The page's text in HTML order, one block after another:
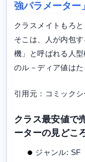
強パラメーター
クラスメイトもろ
そこは、人が内包
機」と呼ばれる人
のル－ディア値は
引用元：コミック
クラス最安値で
ーターの見どこ
ジャンル: SF